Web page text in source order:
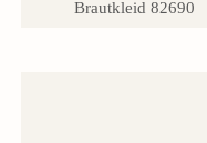
Brautkleid 82690